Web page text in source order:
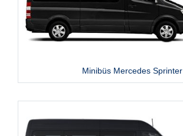
Minibüs Mercedes Sprinter